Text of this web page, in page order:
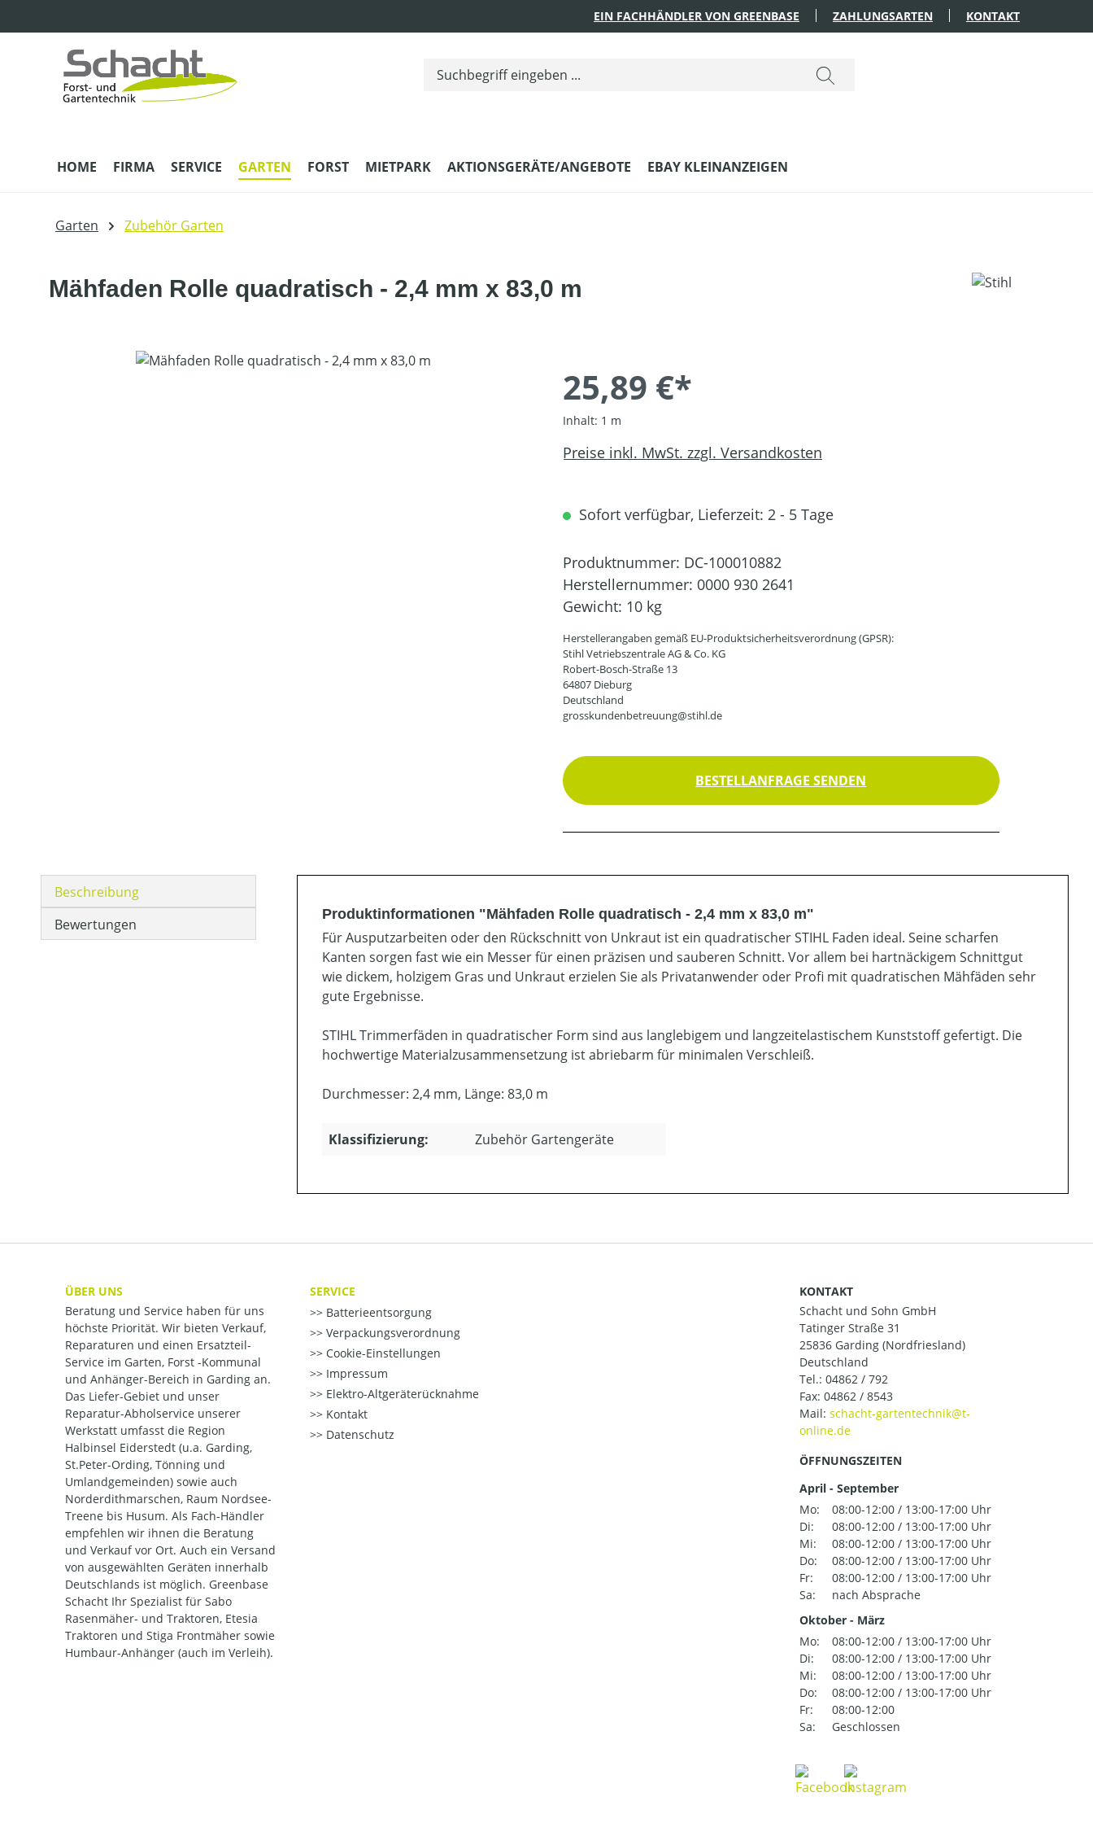
EIN FACHHÄNDLER VON GREENBASE ZAHLUNGSARTEN KONTAKT
HOME FIRMA SERVICE GARTEN FORST MIETPARK AKTIONSGERÄTE/ANGEBOTE EBAY KLEINANZEIGEN
Garten Zubehör Garten
Mähfaden Rolle quadratisch - 2,4 mm x 83,0 m
Bildergalerie überspringen
25,89 €*
Inhalt: 1 m
Preise inkl. MwSt. zzgl. Versandkosten
Sofort verfügbar, Lieferzeit: 2 - 5 Tage
Produktnummer: DC-100010882
Herstellernummer: 0000 930 2641
Gewicht: 10 kg
Herstellerangaben gemäß EU-Produktsicherheitsverordnung (GPSR):
Stihl Vetriebszentrale AG & Co. KG
Robert-Bosch-Straße 13
64807 Dieburg
Deutschland
grosskundenbetreuung@stihl.de
BESTELLANFRAGE SENDEN
Beschreibung
Bewertungen
Produktinformationen "Mähfaden Rolle quadratisch - 2,4 mm x 83,0 m"
Für Ausputzarbeiten oder den Rückschnitt von Unkraut ist ein quadratischer STIHL Faden ideal. Seine scharfen
Kanten sorgen fast wie ein Messer für einen präzisen und sauberen Schnitt. Vor allem bei hartnäckigem Schnittgut
wie dickem, holzigem Gras und Unkraut erzielen Sie als Privatanwender oder Profi mit quadratischen Mähfäden sehr
gute Ergebnisse.
STIHL Trimmerfäden in quadratischer Form sind aus langlebigem und langzeitelastischem Kunststoff gefertigt. Die
hochwertige Materialzusammensetzung ist abriebarm für minimalen Verschleiß.
Durchmesser: 2,4 mm, Länge: 83,0 m
Klassifizierung: Zubehör Gartengeräte
ÜBER UNS
Beratung und Service haben für uns
höchste Priorität. Wir bieten Verkauf,
Reparaturen und einen Ersatzteil-
Service im Garten, Forst -Kommunal
und Anhänger-Bereich in Garding an.
Das Liefer-Gebiet und unser
Reparatur-Abholservice unserer
Werkstatt umfasst die Region
Halbinsel Eiderstedt (u.a. Garding,
St.Peter-Ording, Tönning und
Umlandgemeinden) sowie auch
Norderdithmarschen, Raum Nordsee-
Treene bis Husum. Als Fach-Händler
empfehlen wir ihnen die Beratung
und Verkauf vor Ort. Auch ein Versand
von ausgewählten Geräten innerhalb
Deutschlands ist möglich. Greenbase
Schacht Ihr Spezialist für Sabo
Rasenmäher- und Traktoren, Etesia
Traktoren und Stiga Frontmäher sowie
Humbaur-Anhänger (auch im Verleih).
SERVICE
Batterieentsorgung
Verpackungsverordnung
Cookie-Einstellungen
Impressum
Elektro-Altgeräterücknahme
Kontakt
Datenschutz
KONTAKT
Schacht und Sohn GmbH
Tatinger Straße 31
25836 Garding (Nordfriesland)
Deutschland
Tel.: 04862 / 792
Fax: 04862 / 8543
Mail:
ÖFFNUNGSZEITEN
April - September
Mo:
08:00-12:00 / 13:00-17:00 Uhr
Di:
08:00-12:00 / 13:00-17:00 Uhr
Mi:
08:00-12:00 / 13:00-17:00 Uhr
Do:
08:00-12:00 / 13:00-17:00 Uhr
Fr:
08:00-12:00 / 13:00-17:00 Uhr
Sa:
nach Absprache
Oktober - März
Mo:
08:00-12:00 / 13:00-17:00 Uhr
Di:
08:00-12:00 / 13:00-17:00 Uhr
Mi:
08:00-12:00 / 13:00-17:00 Uhr
Do:
08:00-12:00 / 13:00-17:00 Uhr
Fr:
08:00-12:00
Sa:
Geschlossen